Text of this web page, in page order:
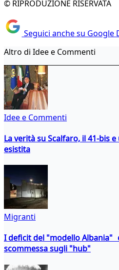
© RIPRODUZIONE RISERVATA
Seguici anche su Google
Altro di Idee e Commenti
Idee e Commenti
La verità su Scalfaro, il 41-bis
esistita
Migranti
I deficit del "modello Albania"
scommessa sugli "hub"